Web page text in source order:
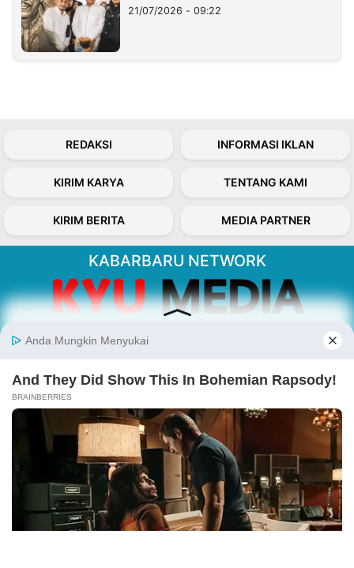
21/07/2026 - 09:22
REDAKSI INFORMASI IKLAN
KIRIM KARYA TENTANG KAMI
KIRIM BERITA MEDIA PARTNER
KABARBARU NETWORK
Kabarbaru.co menyajikan berita aktual dan
serta terverifikasi dari sumber yang tepat.
Follow Kabarbaru